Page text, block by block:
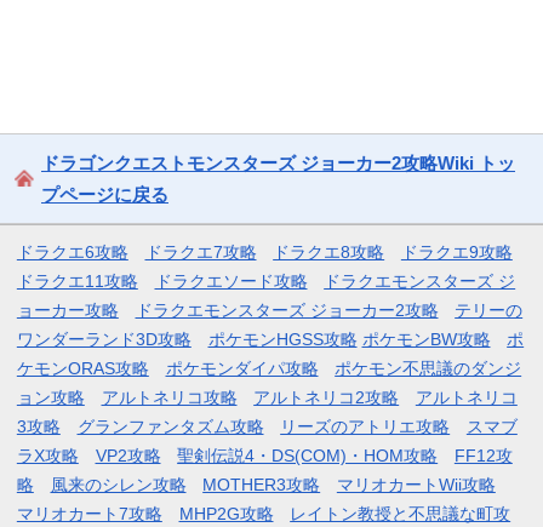
ドラゴンクエストモンスターズ ジョーカー2攻略Wiki トッ
プページに戻る
ドラクエ6攻略 ドラクエ7攻略 ドラクエ8攻略
ドラクエ9攻略
ドラクエ11攻略
ドラクエソード攻略
ドラクエモンスターズ ジ
ョーカー攻略
ドラクエモンスターズ ジョーカー2攻略
テリーの
ワンダーランド3D攻略
ポケモンHGSS攻略 ポケモンBW攻略
ポ
ケモンORAS攻略
ポケモンダイパ攻略
ポケモン不思議のダンジ
ョン攻略
アルトネリコ攻略 アルトネリコ2攻略
アルトネリコ
3攻略
グランファンタズム攻略 リーズのアトリエ攻略
スマブ
ラX攻略
VP2攻略 聖剣伝説4・DS(COM)・HOM攻略
FF12攻
略
風来のシレン攻略 MOTHER3攻略
マリオカートWii攻略
マリオカート7攻略
MHP2G攻略 レイトン教授と不思議な町攻